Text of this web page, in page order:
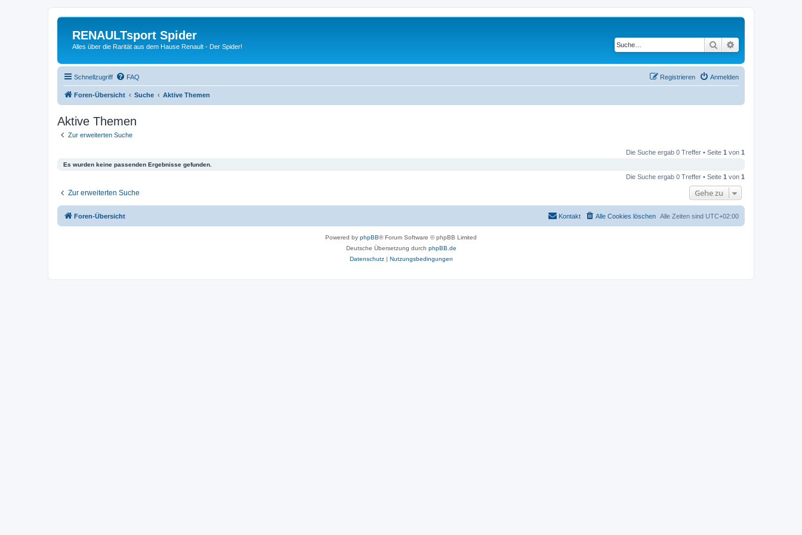
RENAULTsport Spider
Alles über die Rarität aus dem Hause Renault - Der Spider! Suche
Schnellzugriff FAQ Anmelden
Registrieren
Foren-Übersicht Suche Aktive Themen
Aktive Themen
Zur erweiterten Suche
Die Suche ergab 0 Treffer • Seite 1 von 1
Es wurden keine passenden Ergebnisse gefunden.
Die Suche ergab 0 Treffer • Seite 1 von 1
Zur erweiterten Suche Gehe zu
Foren-Übersicht Alle Zeiten sind UTC+02:00
Alle Cookies löschen
Kontakt
Powered by phpBB® Forum Software © phpBB Limited
Deutsche Übersetzung durch phpBB.de
Datenschutz| Nutzungsbedingungen